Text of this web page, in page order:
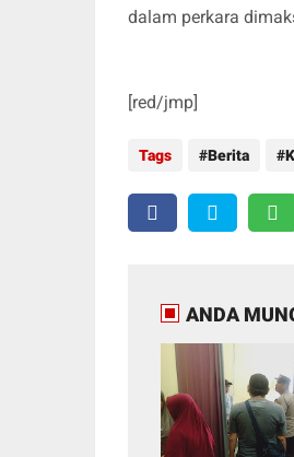
dalam perkara
[red/jmp]
Tags Berita
ANDA